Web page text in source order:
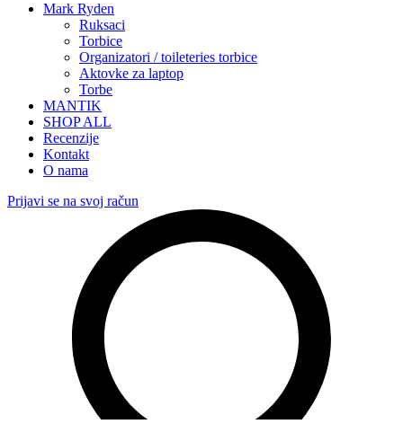
Mark Ryden
Ruksaci
Torbice
Organizatori / toileteries torbice
Aktovke za laptop
Torbe
MANTIK
SHOP ALL
Recenzije
Kontakt
O nama
Prijavi se na svoj račun